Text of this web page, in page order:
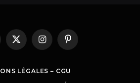
X
(Twitter)
InstagramPinterest
LÉGALES – CGU